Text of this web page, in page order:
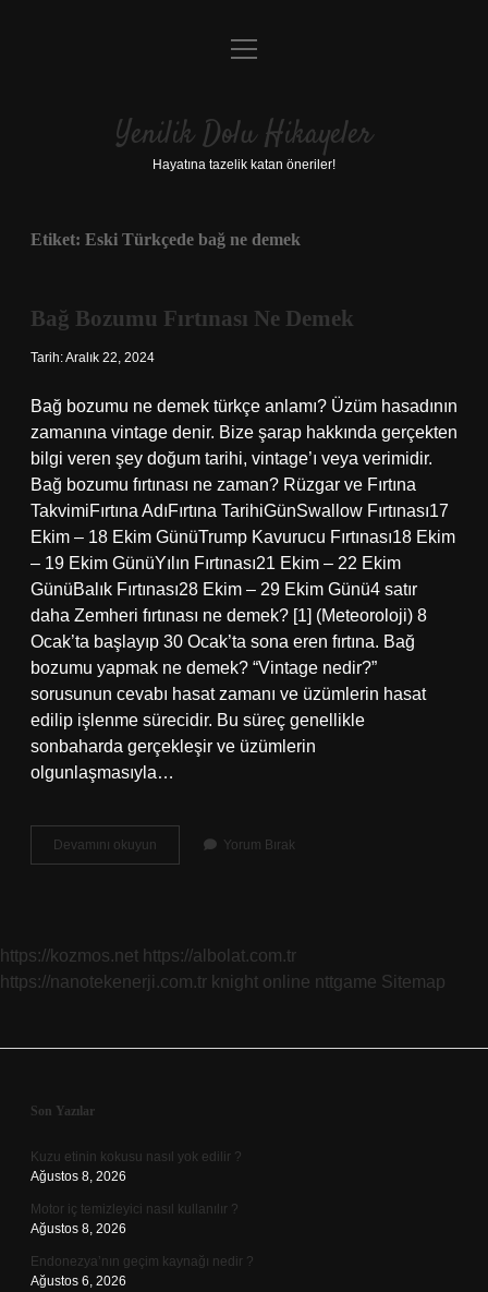
Anasayfa
Yasal Uyarı
menüyü
Yenilik Dolu Hikayeler
Hayatına tazelik katan öneriler!
Etiket: Eski Türkçede bağ ne demek
Bağ Bozumu Fırtınası Ne Demek
Tarih: Aralık 22, 2024
Bağ bozumu ne demek türkçe anlamı? Üzüm hasadının
zamanına vintage denir. Bize şarap hakkında gerçekten
bilgi veren şey doğum tarihi, vintage’ı veya verimidir.
Bağ bozumu fırtınası ne zaman? Rüzgar ve Fırtına
TakvimiFırtına AdıFırtına TarihiGünSwallow Fırtınası17
Ekim – 18 Ekim GünüTrump Kavurucu Fırtınası18 Ekim
– 19 Ekim GünüYılın Fırtınası21 Ekim – 22 Ekim
GünüBalık Fırtınası28 Ekim – 29 Ekim Günü4 satır
daha Zemheri fırtınası ne demek? [1] (Meteoroloji) 8
Ocak’ta başlayıp 30 Ocak’ta sona eren fırtına. Bağ
bozumu yapmak ne demek? “Vintage nedir?”
sorusunun cevabı hasat zamanı ve üzümlerin hasat
edilip işlenme sürecidir. Bu süreç genellikle
sonbaharda gerçekleşir ve üzümlerin
olgunlaşmasıyla…
Devamını okuyun
Bozumu
Yorum Bırak
https://kozmos.net https://albolat.com.tr
https://nanotekenerji.com.tr knight online nttgame Sitemap
Sidebar
Son Yazılar
Kuzu etinin kokusu nasıl yok edilir ?
Ağustos 8, 2026
Motor iç temizleyici nasıl kullanılır ?
Ağustos 8, 2026
Endonezya’nın geçim kaynağı nedir ?
Ağustos 6, 2026